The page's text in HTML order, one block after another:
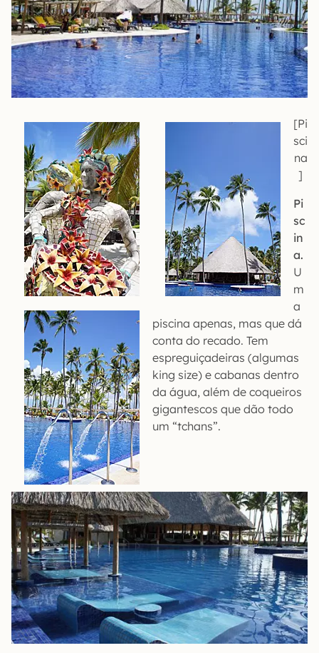
[Pi
sci
na
]
Pi
sc
in
a.
U
m
a
piscina apenas, mas que dá
conta do recado. Tem
espreguiçadeiras (algumas
king size) e cabanas dentro
da água, além de coqueiros
gigantescos que dão todo
um “tchans”.